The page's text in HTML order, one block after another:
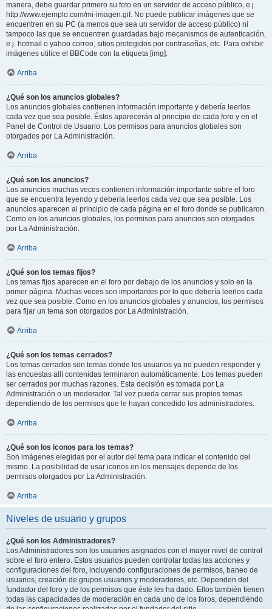
manera, debe guardar primero su foto en un servidor de acceso público, e.j.
http://www.ejemplo.com/mi-imagen.gif. No puede publicar imágenes que se
encuentren en su PC (a menos que sea un servidor de acceso público) ni
tampoco las que se encuentren guardadas bajo mecanismos de autenticación,
e.j. hotmail o yahoo correo, sitios protegidos por contraseñas, etc. Para exhibir
imágenes utilice el BBCode con la etiqueta [img].
Arriba
¿Qué son los anuncios globales?
Los anuncios globales contienen información importante y debería leerlos
cada vez que sea posible. Éstos aparecerán al principio de cada foro y en el
Panel de Control de Usuario. Los permisos para anuncios globales son
otorgados por La Administración.
Arriba
¿Qué son los anuncios?
Los anuncios muchas veces contienen información importante sobre el foro
que se encuentra leyendo y debería leerlos cada vez que sea posible. Los
anuncios aparecen al principio de cada página en el foro donde se publicaron.
Como en los anuncios globales, los permisos para anuncios son otorgados
por La Administración.
Arriba
¿Qué son los temas fijos?
Los temas fijos aparecen en el foro por debajo de los anuncios y solo en la
primer página. Muchas veces son importantes por lo que debería leerlos cada
vez que sea posible. Como en los anuncios globales y anuncios, los permisos
para fijar un tema son otorgados por La Administración.
Arriba
¿Qué son los temas cerrados?
Los temas cerrados son temas donde los usuarios ya no pueden responder y
las encuestas allí contenidas terminaron automáticamente. Los temas pueden
ser cerrados por muchas razones. Esta decisión es tomada por La
Administración o un moderador. Tal vez pueda cerrar sus propios temas
dependiendo de los permisos que le hayan concedido los administradores.
Arriba
¿Qué son los iconos para los temas?
Son imágenes elegidas por el autor del tema para indicar el contenido del
mismo. La posibilidad de usar iconos en los mensajes depende de los
permisos otorgados por La Administración.
Arriba
Niveles de usuario y grupos
¿Qué son los Administradores?
Los Administradores son los usuarios asignados con el mayor nivel de control
sobre el foro entero. Estos usuarios pueden controlar todas las acciones y
configuraciones del foro, incluyendo configuraciones de permisos, baneo de
usuarios, creación de grupos usuarios y moderadores, etc. Dependen del
fundador del foro y de los permisos que éste les ha dado. Ellos también tienen
todas las capacidades de moderación en cada uno de los foros, dependiendo